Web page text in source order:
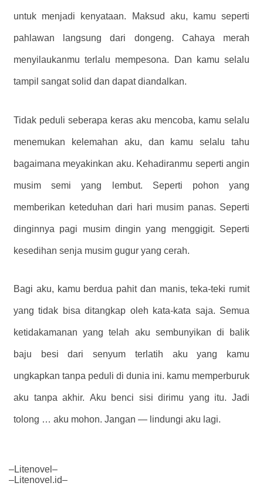
untuk menjadi kenyataan. Maksud aku, kamu seperti
pahlawan langsung dari dongeng. Cahaya merah
menyilaukanmu terlalu mempesona. Dan kamu selalu
tampil sangat solid dan dapat diandalkan.
Tidak peduli seberapa keras aku mencoba, kamu selalu
menemukan kelemahan aku, dan kamu selalu tahu
bagaimana meyakinkan aku. Kehadiranmu seperti angin
musim semi yang lembut. Seperti pohon yang
memberikan keteduhan dari hari musim panas. Seperti
dinginnya pagi musim dingin yang menggigit. Seperti
kesedihan senja musim gugur yang cerah.
Bagi aku, kamu berdua pahit dan manis, teka-teki rumit
yang tidak bisa ditangkap oleh kata-kata saja. Semua
ketidakamanan yang telah aku sembunyikan di balik
baju besi dari senyum terlatih aku yang kamu
ungkapkan tanpa peduli di dunia ini. kamu memperburuk
aku tanpa akhir. Aku benci sisi dirimu yang itu. Jadi
tolong … aku mohon. Jangan — lindungi aku lagi.
–Litenovel–
–Litenovel.id–